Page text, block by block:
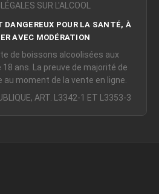
SUR L'ALCOOL
DANGEREUX POUR LA SANTÉ, À
AVEC MODÉRATION
de boissons alcoolisées aux
ans. La preuve de majorité de
au moment de la vente en ligne.
ART. L3342-1 ET L3353-3